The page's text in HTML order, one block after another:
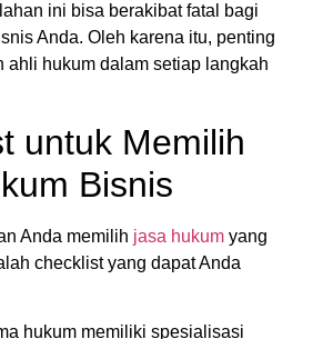
ini bisa berakibat fatal bagi
Anda. Oleh karena itu, penting
ahli hukum dalam setiap langkah
untuk Memilih
Bisnis
Anda memilih jasa hukum yang
checklist yang dapat Anda
hukum memiliki spesialisasi